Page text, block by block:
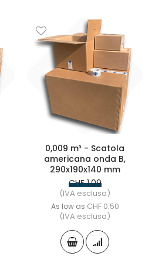
0,009 m³ - Scatola
americana onda B,
290x190x140 mm
CHF 1.09
(IVA esclusa)
As low as CHF 0.50
(IVA esclusa)